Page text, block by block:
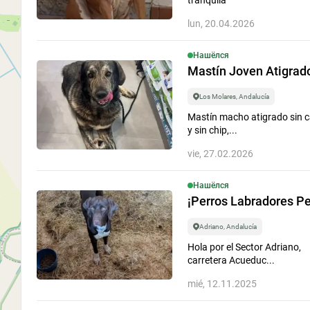
lun, 20.04.2026
Нашёлся
Mastín Joven
Los Molares, Andalucía
Mastín macho atigrado sin
y sin chip,...
vie, 27.02.2026
Нашёлся
¡Perros Labradores
Adriano, Andalucía
Hola por el Sector Adriano,
carretera Acueduc...
mié, 12.11.2025
¿Para
Buscar por fecha...
Evento
Período